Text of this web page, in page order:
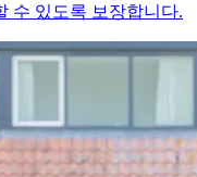
수 있도록 보장합니다.